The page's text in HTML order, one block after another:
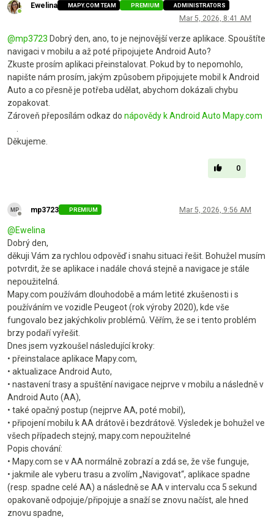
Online
Ewelina MAPY.COM TEAM PREMIUM ADMINISTRATORS
Mar 5, 2026, 8:41 AM
@mp3723 Dobrý den, ano, to je nejnovější verze aplikace. Spouštíte
navigaci v mobilu a až poté připojujete Android Auto?
Zkuste prosím aplikaci přeinstalovat. Pokud by to nepomohlo,
napište nám prosím, jakým způsobem připojujete mobil k Android
Auto a co přesně je potřeba udělat, abychom dokázali chybu
zopakovat.
Zároveň přeposílám odkaz do nápovědy k Android Auto Mapy.com
Děkujeme.
0
Offline
mp3723 PREMIUM Mar 5, 2026, 9:56 AM
@Ewelina
Dobrý den,
děkuji Vám za rychlou odpověď i snahu situaci řešit. Bohužel musím
potvrdit, že se aplikace i nadále chová stejně a navigace je stále
nepoužitelná.
Mapy.com používám dlouhodobě a mám letité zkušenosti i s
používáním ve vozidle Peugeot (rok výroby 2020), kde vše
fungovalo bez jakýchkoliv problémů. Věřím, že se i tento problém
brzy podaří vyřešit.
Dnes jsem vyzkoušel následující kroky:
• přeinstalace aplikace Mapy.com,
• aktualizace Android Auto,
• nastavení trasy a spuštění navigace nejprve v mobilu a následně v
Android Auto (AA),
• také opačný postup (nejprve AA, poté mobil),
• připojení mobilu k AA drátově i bezdrátově. Výsledek je bohužel ve
všech případech stejný, mapy.com nepoužitelné
Popis chování:
• Mapy.com se v AA normálně zobrazí a zdá se, že vše funguje,
• jakmile ale vyberu trasu a zvolím „Navigovat“, aplikace spadne
(resp. spadne celé AA) a následně se AA v intervalu cca 5 sekund
opakovaně odpojuje/připojuje a snaží se znovu načíst, ale hned
znovu spadne,